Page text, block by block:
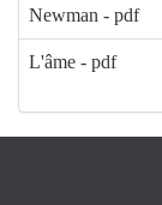
Newman - pdf
L'âme - pdf